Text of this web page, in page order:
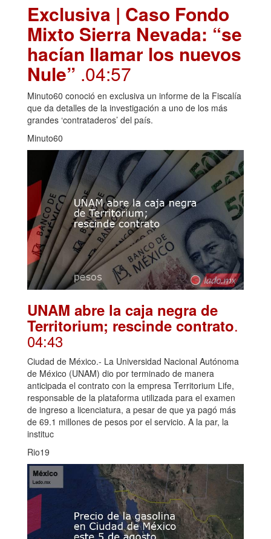
Exclusiva | Caso Fondo
Mixto Sierra Nevada: “se
hacían llamar los nuevos
Nule” .04:57
Minuto60 conoció en exclusiva un informe de la Fiscalía
que da detalles de la investigación a uno de los más
grandes ‘contrataderos’ del país.
Minuto60
UNAM abre la caja negra de
Territorium; rescinde contrato.
04:43
Ciudad de México.- La Universidad Nacional Autónoma
de México (UNAM) dio por terminado de manera
anticipada el contrato con la empresa Territorium Life,
responsable de la plataforma utilizada para el examen
de ingreso a licenciatura, a pesar de que ya pagó más
de 69.1 millones de pesos por el servicio. A la par, la
instituc
Rio19